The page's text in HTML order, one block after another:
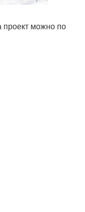
проект можно по